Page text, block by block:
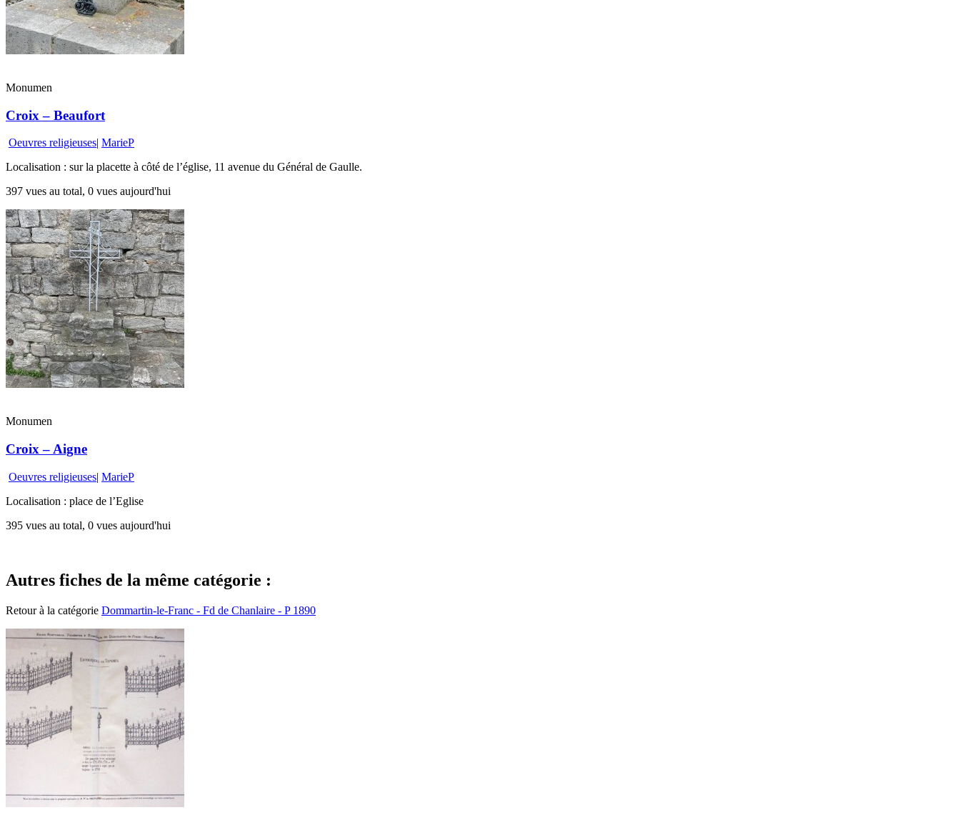
Monumen
Croix – Beaufort
Oeuvres religieuses MarieP
Localisation : sur la placette à côté de l’église, 11 avenue du Général de Gaulle.
397 vues au total, 0 vues aujourd'hui
Monumen
Croix – Aigne
Oeuvres religieuses| MarieP
Localisation : place de l’Eglise
395 vues au total, 0 vues aujourd'hui
Autres fiches de la même catégorie :
Retour à la catégorie Dommartin-le-Franc - Fd de Chanlaire - P 1890